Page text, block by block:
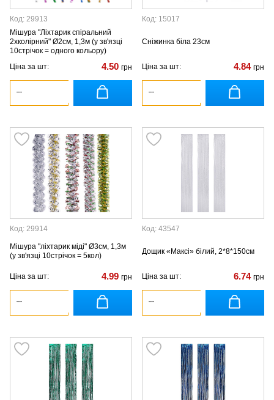
Код: 29913
Мішура "Ліхтарик спіральний
2хколірний" Ø2см, 1,3м (у зв'язці
10стрічок = одного кольору)
Ціна за шт:
4.50 грн
Код: 15017
Сніжинка біла 23см
Ціна за шт: 4.84 грн
Код: 29914
Мішура "ліхтарик міді" Ø3см, 1,3м
(у зв'язці 10стрічок = 5кол)
Ціна за шт: 4.99 грн
Код: 43547
Дощик «Максі» білий, 2*8*150см
Ціна за шт: 6.74 грн